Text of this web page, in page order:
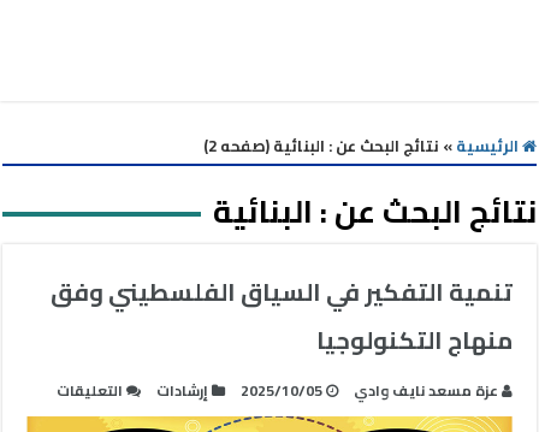
الرئيسية» نتائج البحث عن : البنائية (صفحه 2)
نتائج البحث عن :البنائية
تنمية التفكير في السياق الفلسطيني وفق
منهاج التكنولوجيا
عزة مسعد نايف وادي 2025/10/05 إرشادات التعليقات
تنمية